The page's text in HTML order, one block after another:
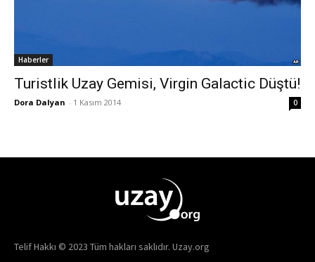
Haberler
Turistlik Uzay Gemisi, Virgin Galactic Düştü!
Dora Dalyan - 1 Kasım 2014 0
Telif Hakkı © 2023 Tüm hakları saklıdır. Uzay.org